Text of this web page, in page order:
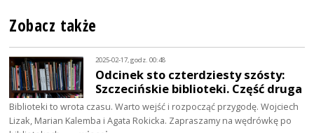
Zobacz także
2025-02-17, godz. 00:48
Odcinek sto czterdziesty szósty:
Szczecińskie biblioteki. Część druga
Biblioteki to wrota czasu. Warto wejść i rozpocząć przygodę. Wojciech
Lizak, Marian Kalemba i Agata Rokicka. Zapraszamy na wędrówkę po